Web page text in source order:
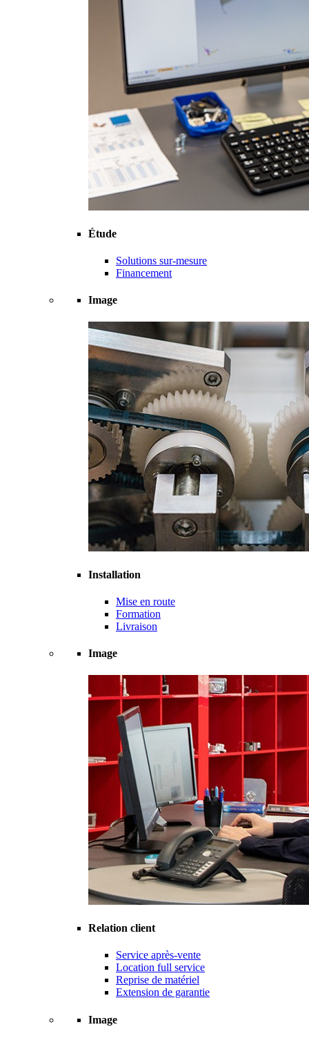
Étude
Solutions sur-mesure
Financement
Image
Installation
Mise en route
Formation
Livraison
Image
Relation client
Service après-vente
Location full service
Reprise de matériel
Extension de garantie
Image